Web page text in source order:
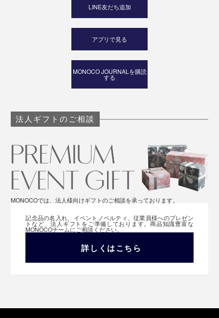
LINE友だち追加
アプリで見る
MONOCO JOURNALを購読
する
法人ギフトのご相談
MONOCOでは、法人様向けギフトのご相談を承っております。
記念品の名入れ、イベントノベルティ、従業員様へのプレゼン
トなど、法人ギフトをご準備しております。商品知識豊富な
MONOCOチームにご相談ください。
詳しくはこちら